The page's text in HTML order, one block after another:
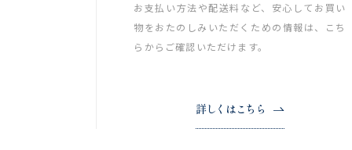
お支払い方法や配送料など、安心してお買い
物をおたのしみいただくための情報は、こち
らからご確認いただけます。
詳しくはこちら